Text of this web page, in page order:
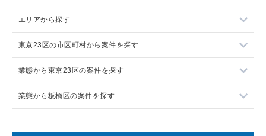
ラーメンの居抜き売却物件の案件一覧
フランス料理の居抜き売却物件の案件一覧
イタリア料理の居抜き売却物件の案件一覧
中華の居抜き売却物件の案件一覧
エリアから探す
東京23区の飲食店の居抜き売却物件の案件一覧
東京都下の飲食店の居抜き売却物件の案件一覧
千葉県の飲食店の居抜き売却物件の案件一覧
東京23区の市区町村から案件を探す
目黒区の飲食店の居抜き売却物件の案件一覧
渋谷区の飲食店の居抜き売却物件の案件一覧
業態から東京23区の案件を探す
東京23区のラーメンの居抜き売却物件の案件一覧
業態から板橋区の案件を探す